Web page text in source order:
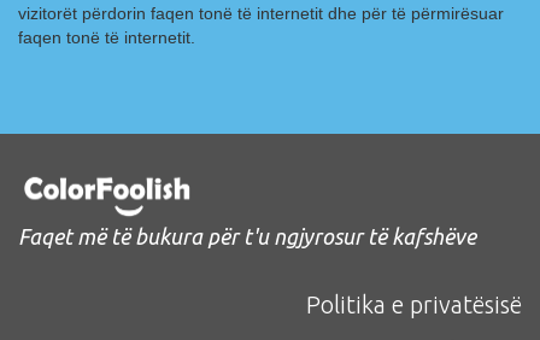
vizitorët përdorin faqen tonë të internetit dhe për të përmirësuar
faqen tonë të internetit.
Faqet më të bukura për t'u ngjyrosur të kafshëve
Politika e privatësisë